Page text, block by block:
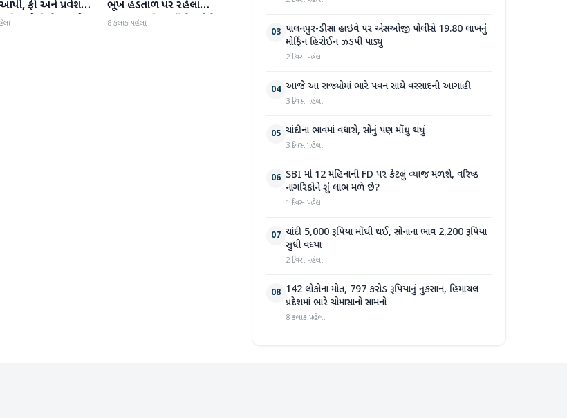
આપી, ફી અને પ્રવેશ
નિયમો વિશે જાણો
ભૂખ હડતાળ પર રહેલા
ઝારખંડના વિદ્યાર્થી નેતા દેવેન્દ્ર
8 કલાક પહેલા
03 પાલનપુર-ડીસા હાઇવે પર એસઓજી પોલીસે 19.80 લાખનું
મોર્ફિન હિરોઈન ઝડપી પાડ્યું
2 દિવસ પહેલા
04 આજે આ રાજ્યોમાં ભારે પવન સાથે વરસાદની આગાહી
3 દિવસ પહેલા
05 ચાંદીના ભાવમાં વધારો, સોનું પણ મોંઘુ થયું
3 દિવસ પહેલા
06 SBI માં 12 મહિનાની FD પર કેટલું વ્યાજ મળશે, વરિષ્ઠ
નાગરિકોને શું લાભ મળે છે?
1 દિવસ પહેલા
07 ચાંદી 5,000 રૂપિયા મોંઘી થઈ, સોનાના ભાવ 2,200 રૂપિયા
સુધી વધ્યા
2 દિવસ પહેલા
08 142 લોકોના મોત, 797 કરોડ રૂપિયાનું નુકસાન, હિમાચલ
પ્રદેશમાં ભારે ચોમાસાનો સામનો
8 કલાક પહેલા